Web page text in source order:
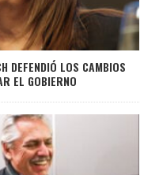
DEFENDIÓ LOS CAMBIOS
EL GOBIERNO